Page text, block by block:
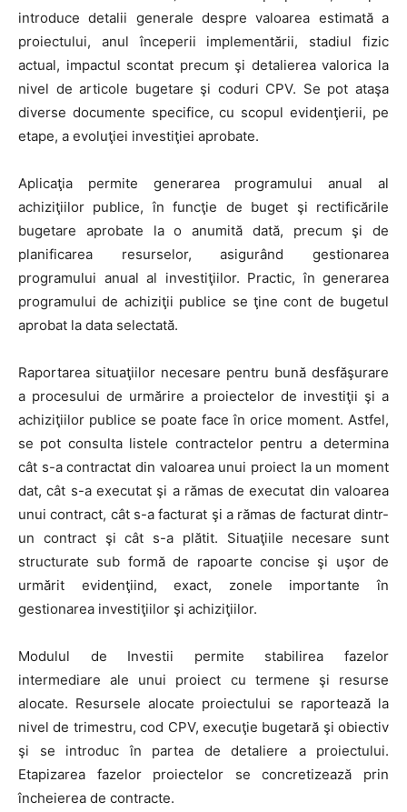
introduce detalii generale despre valoarea estimată a
proiectului, anul începerii implementării, stadiul fizic
actual, impactul scontat precum şi detalierea valorica la
nivel de articole bugetare şi coduri CPV. Se pot ataşa
diverse documente specifice, cu scopul evidenţierii, pe
etape, a evoluţiei investiţiei aprobate.
Aplicaţia permite generarea programului anual al
achiziţiilor publice, în funcţie de buget şi rectificările
bugetare aprobate la o anumită dată, precum şi de
planificarea resurselor, asigurând gestionarea
programului anual al investiţiilor. Practic, în generarea
programului de achiziţii publice se ţine cont de bugetul
aprobat la data selectată.
Raportarea situaţiilor necesare pentru bună desfăşurare
a procesului de urmărire a proiectelor de investiţii şi a
achiziţiilor publice se poate face în orice moment. Astfel,
se pot consulta listele contractelor pentru a determina
cât s-a contractat din valoarea unui proiect la un moment
dat, cât s-a executat şi a rămas de executat din valoarea
unui contract, cât s-a facturat şi a rămas de facturat dintr-
un contract şi cât s-a plătit. Situaţiile necesare sunt
structurate sub formă de rapoarte concise şi uşor de
urmărit evidenţiind, exact, zonele importante în
gestionarea investiţiilor şi achiziţiilor.
Modulul de Investii permite stabilirea fazelor
intermediare ale unui proiect cu termene şi resurse
alocate. Resursele alocate proiectului se raportează la
nivel de trimestru, cod CPV, execuţie bugetară şi obiectiv
şi se introduc în partea de detaliere a proiectului.
Etapizarea fazelor proiectelor se concretizează prin
încheierea de contracte.